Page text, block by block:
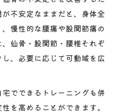
不安定なままだと、身体全
慢性的な腰痛や股関節痛の
仙骨・股関節・腰椎それぞ
、必要に応じて可動域を広
でできるトレーニングも併
を高めることができます。